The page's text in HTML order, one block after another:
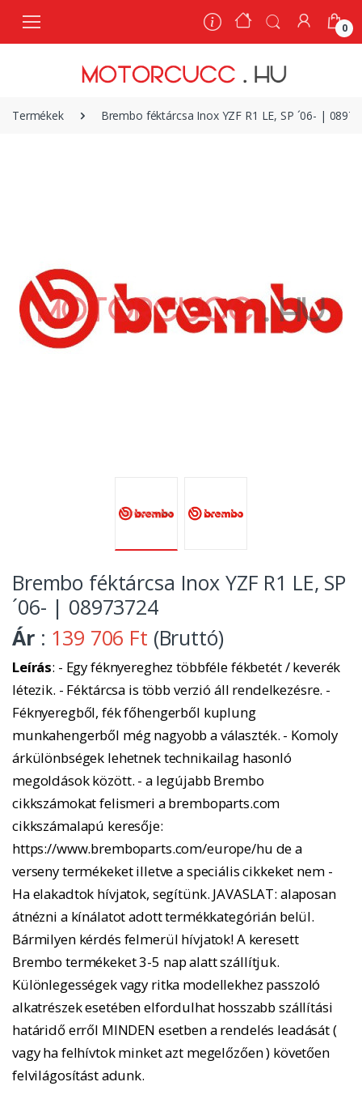
0
Termékek Brembo féktárcsa Inox YZF R1 LE, SP ´06- |
Brembo féktárcsa Inox YZF R1 LE, SP
´06- | 08973724
Ár : 139 706 Ft (Bruttó)
Leírás: - Egy féknyereghez többféle fékbetét / keverék
létezik. - Féktárcsa is több verzió áll rendelkezésre. -
Féknyeregből, fék főhengerből kuplung
munkahengerből még nagyobb a választék. - Komoly
árkülönbségek lehetnek technikailag hasonló
megoldások között. - a legújabb Brembo
cikkszámokat felismeri a bremboparts.com
cikkszámalapú keresője:
https://www.bremboparts.com/europe/hu de a
verseny termékeket illetve a speciális cikkeket nem -
Ha elakadtok hívjatok, segítünk. JAVASLAT: alaposan
átnézni a kínálatot adott termékkategórián belül.
Bármilyen kérdés felmerül hívjatok! A keresett
Brembo termékeket 3-5 nap alatt szállítjuk.
Különlegességek vagy ritka modellekhez passzoló
alkatrészek esetében elfordulhat hosszabb szállítási
határidő erről MINDEN esetben a rendelés leadását (
vagy ha felhívtok minket azt megelőzően ) követően
felvilágosítást adunk.
0